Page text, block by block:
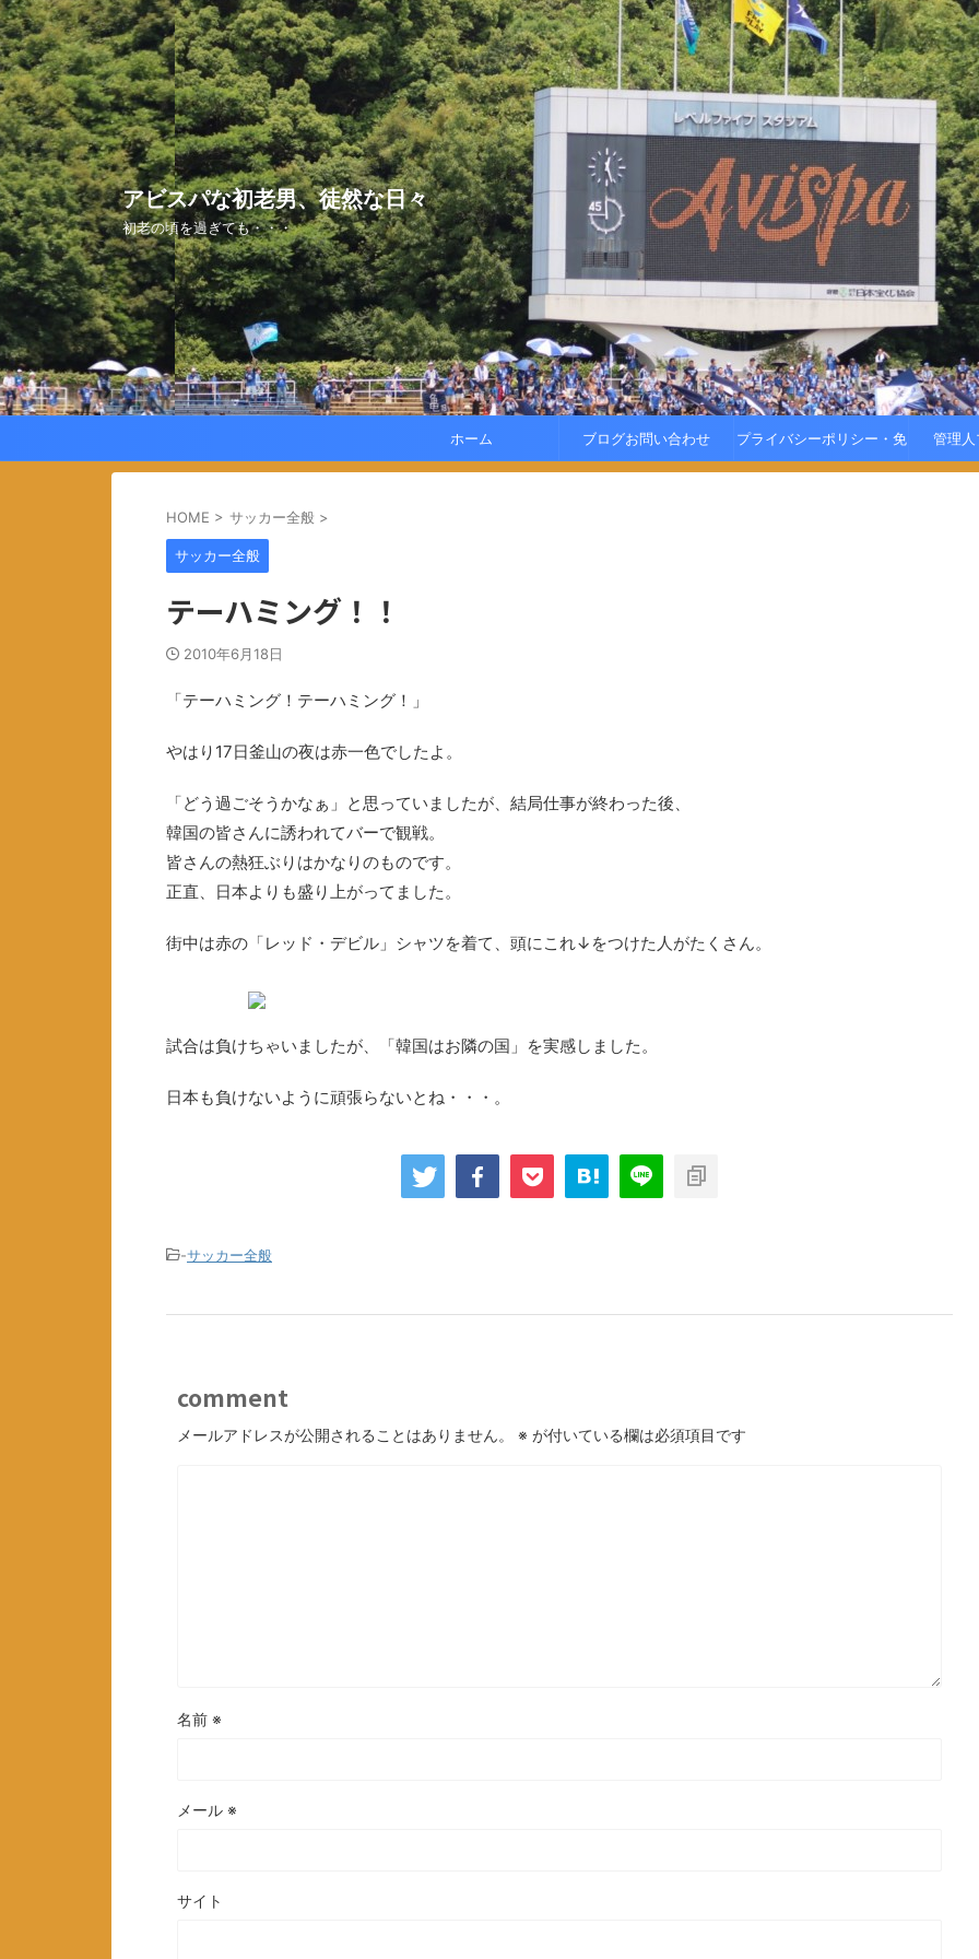
アビスパな初老男、徒然な日々
初老の頃を過ぎても・・・
ホーム ブログお問い合わせ プライバシーポリシー・免 管理
HOME > サッカー全般 >
サッカー全般
テーハミング！！
2010年6月18日
「テーハミング！テーハミング！」
やはり17日釜山の夜は赤一色でしたよ。
「どう過ごそうかなぁ」と思っていましたが、結局仕事が終わった後、
韓国の皆さんに誘われてバーで観戦。
皆さんの熱狂ぶりはかなりのものです。
正直、日本よりも盛り上がってました。
街中は赤の「レッド・デビル」シャツを着て、頭にこれ↓をつけた人がたくさん。
試合は負けちゃいましたが、「韓国はお隣の国」を実感しました。
日本も負けないように頑張らないとね・・・。
-サッカー全般
comment
メールアドレスが公開されることはありません。 ※ が付いている欄は必須項目です
名前 ※
メール ※
サイト